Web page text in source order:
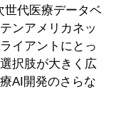
世代医療データベ
ンアメリカネッ
イアントにとっ
択肢が大きく広
AI開発のさらな